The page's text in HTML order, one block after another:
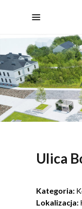
Ulica
Kategoria:
Lokalizacja: